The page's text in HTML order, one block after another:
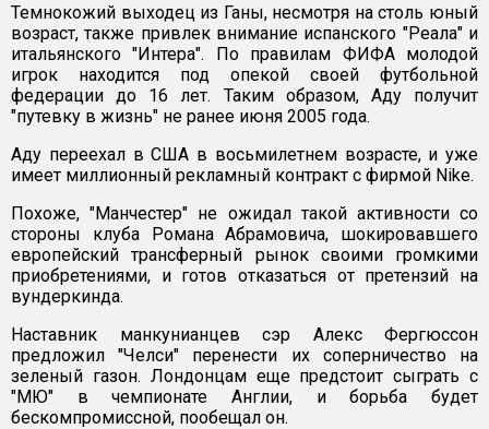
Темнокожий выходец из Ганы, несмотря на столь юный
возраст, также привлек внимание испанского "Реала" и
итальянского "Интера". По правилам ФИФА молодой
игрок находится под опекой своей футбольной
федерации до 16 лет. Таким образом, Аду получит
"путевку в жизнь" не ранее июня 2005 года.
Аду переехал в США в восьмилетнем возрасте, и уже
имеет миллионный рекламный контракт с фирмой Nike.
Похоже, "Манчестер" не ожидал такой активности со
стороны клуба Романа Абрамовича, шокировавшего
европейский трансферный рынок своими громкими
приобретениями, и готов отказаться от претензий на
вундеркинда.
Наставник манкунианцев сэр Алекс Фергюссон
предложил "Челси" перенести их соперничество на
зеленый газон. Лондонцам еще предстоит сыграть с
"МЮ" в чемпионате Англии, и борьба будет
бескомпромиссной, пообещал он.